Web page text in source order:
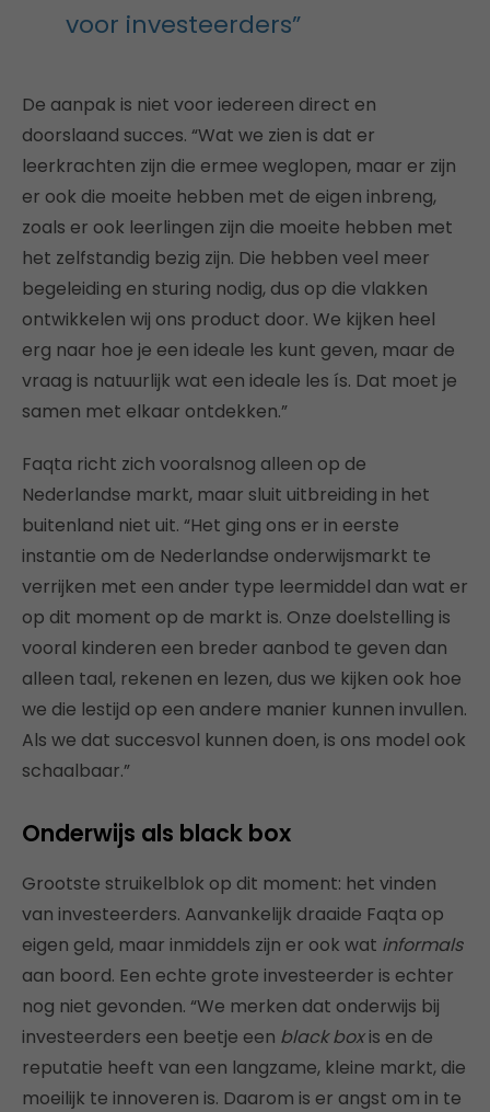
voor investeerders”
De aanpak is niet voor iedereen direct en
doorslaand succes. “Wat we zien is dat er
leerkrachten zijn die ermee weglopen, maar er zijn
er ook die moeite hebben met de eigen inbreng,
zoals er ook leerlingen zijn die moeite hebben met
het zelfstandig bezig zijn. Die hebben veel meer
begeleiding en sturing nodig, dus op die vlakken
ontwikkelen wij ons product door. We kijken heel
erg naar hoe je een ideale les kunt geven, maar de
vraag is natuurlijk wat een ideale les ís. Dat moet je
samen met elkaar ontdekken.”
Faqta richt zich vooralsnog alleen op de
Nederlandse markt, maar sluit uitbreiding in het
buitenland niet uit. “Het ging ons er in eerste
instantie om de Nederlandse onderwijsmarkt te
verrijken met een ander type leermiddel dan wat er
op dit moment op de markt is. Onze doelstelling is
vooral kinderen een breder aanbod te geven dan
alleen taal, rekenen en lezen, dus we kijken ook hoe
we die lestijd op een andere manier kunnen invullen.
Als we dat succesvol kunnen doen, is ons model ook
schaalbaar.”
Onderwijs als black box
Grootste struikelblok op dit moment: het vinden
van investeerders. Aanvankelijk draaide Faqta op
eigen geld, maar inmiddels zijn er ook wat informals
aan boord. Een echte grote investeerder is echter
nog niet gevonden. “We merken dat onderwijs bij
investeerders een beetje een black boxis en de
reputatie heeft van een langzame, kleine markt, die
moeilijk te innoveren is. Daarom is er angst om in te